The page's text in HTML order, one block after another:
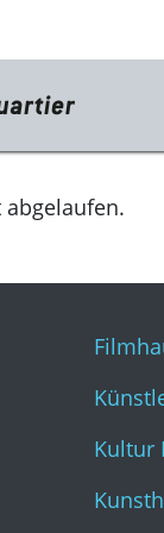
Kultur